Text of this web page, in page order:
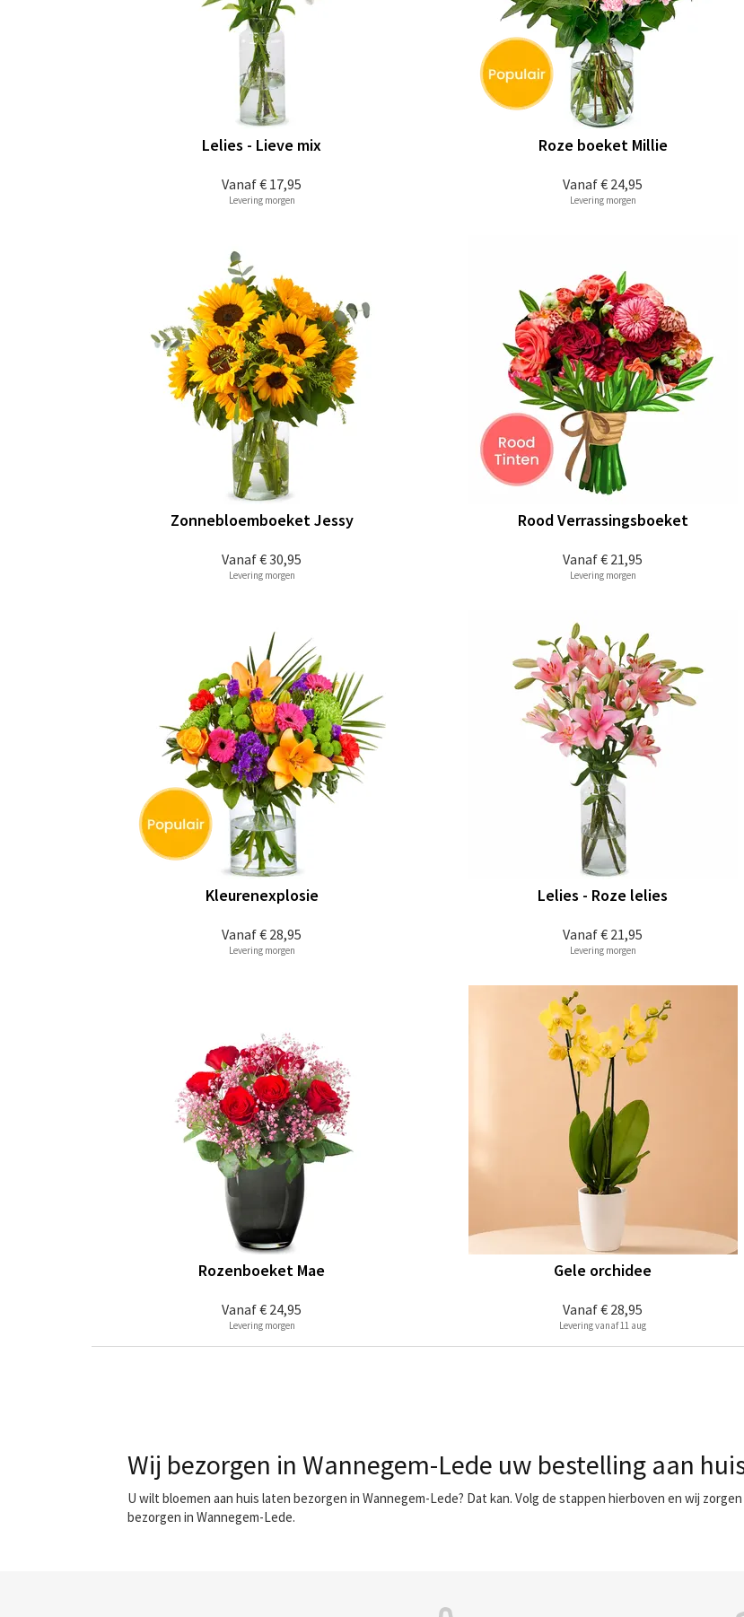
Vanaf€ 17,95
Lelies - Lieve mix
Levering morgen
Vanaf€ 24,95
Roze boeket Millie
Levering morgen
Vanaf€ 30,95
Zonnebloemboeket Jessy
Levering morgen
Vanaf€ 21,95
Rood Verrassingsboeket
Levering morgen
Vanaf€ 28,95
Kleurenexplosie
Levering morgen
Vanaf€ 21,95
Lelies - Roze lelies
Levering morgen
Vanaf€ 24,95
Rozenboeket Mae
Levering morgen
Vanaf€ 28,95
Gele orchidee
Levering vanaf 11 aug
Wij bezorgen in Wannegem-Lede uw bestelling aan
U wilt bloemen aan huis laten bezorgen in Wannegem-Lede? Dat kan. Volg de stappen hierboven en wij
bezorgen in Wannegem-Lede.